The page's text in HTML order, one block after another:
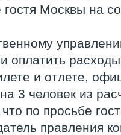
Москвы на
оплатить
и отлете,
3 человек из
по просьбе
правления